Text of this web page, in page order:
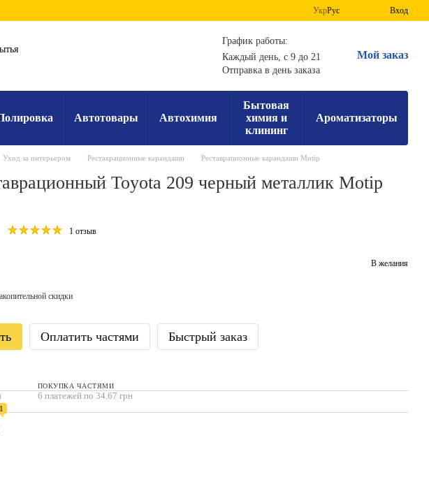
УкрРус Вход
График работы:
Каждый день, с 9 до 21
Отправка в день заказа
Мой заказ
Автотовары Автохимия
Бытовая
химия и
клининг
Ароматизаторы
Уход за интерьером Реставрационные карандаши Реставрационные карандаши Motip
Toyota 209 черный металлик Motip
1 отзыв
В желания
скидки
Оплатить частями Быстрый заказ
ПОКУПКА ЧАСТЯМИ
6 платежей по 34.67 грн
1